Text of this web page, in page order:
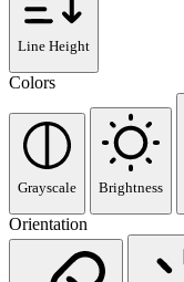
Line Height
Colors
Grayscale Brightness
Orientation